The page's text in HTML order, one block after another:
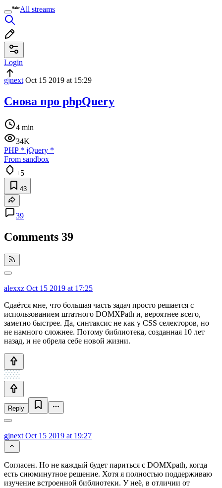
All streams
Login
gjnext Oct 15 2019 at 15:29
Снова про phpQuery
4 min
34K
PHP* jQuery *
From sandbox
+5
43
39
Comments 39
alexxz Oct 15 2019 at 17:25
Сдаётся мне, что большая часть задач просто решается с
использованием штатного DOMXPath и, вероятнее всего,
заметно быстрее. Да, синтаксис не как у CSS селекторов, но
не намного сложнее. Потому библиотека, созданная 10 лет
назад, и не обрела себе новой жизни.
Reply
gjnext Oct 15 2019 at 19:27
Согласен. Но не каждый будет париться с DOMХpath, когда
есть сиюминутное решение. Хотя я полностью поддерживаю
изучение встроенной библиотеки. У неё, в отличии от